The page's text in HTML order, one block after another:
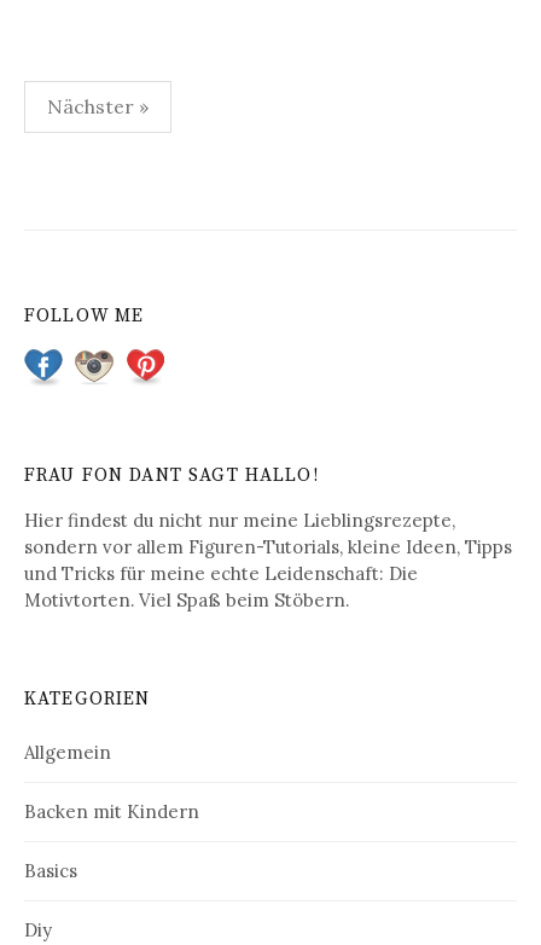
r
a
s
N
a
g
a
t
o
n
Nächster »
FOLLOW ME
FRAU FON DANT SAGT HALLO!
Hier findest du nicht nur meine Lieblingsrezepte,
sondern vor allem Figuren-Tutorials, kleine Ideen, Tipps
und Tricks für meine echte Leidenschaft: Die
Motivtorten. Viel Spaß beim Stöbern.
KATEGORIEN
Allgemein
Backen mit Kindern
Basics
Diy